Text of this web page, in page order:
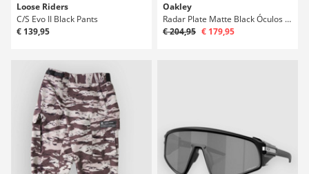
Loose Riders
C/S Evo II Black Pants
€ 139,95
Oakley
Radar Plate Matte Black Óculos de Sol
€ 204,95 € 179,95